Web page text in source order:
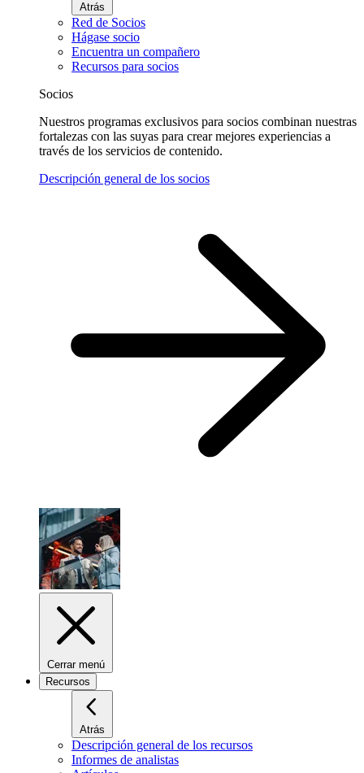
Atrás
Red de Socios
Hágase socio
Encuentra un compañero
Recursos para socios
Socios
Nuestros programas exclusivos para socios combinan nuestras
fortalezas con las suyas para crear mejores experiencias a
través de los servicios de contenido.
Descripción general de los socios
Cerrar menú
Recursos
Atrás
Descripción general de los recursos
Informes de analistas